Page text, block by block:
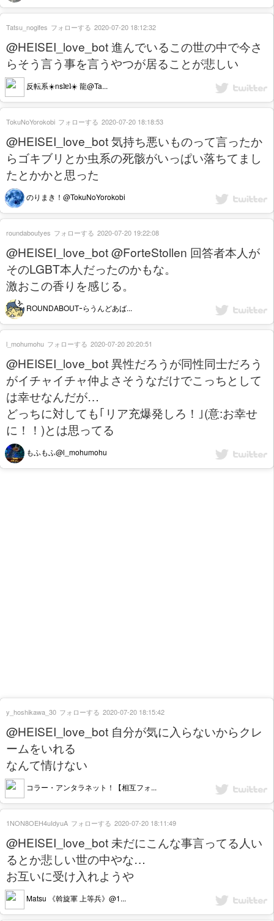
@HEISEI_love_bot 進んでいるこの世の中で今さ
らそう言う事を言うやつが居ることが悲しい
反転系☀️nsʇɐʇ☀️ 龍@Ta...
Tatsu_nogifes フォローする 2020-07-20 18:12:32
@HEISEI_love_bot 気持ち悪いものって言ったか
らゴキブリとか虫系の死骸がいっぱい落ちてまし
たとかかと思った
のりまき！@TokuNoYorokobi
TokuNoYorokobi フォローする 2020-07-20 18:18:53
@HEISEI_love_bot @ForteStollen 回答者本人が
そのLGBT本人だったのかもな。
激おこの香りを感じる。
ROUNDABOUTｰらうんどあば...
roundaboutyes フォローする 2020-07-20 19:22:08
@HEISEI_love_bot 異性だろうが同性同士だろう
がイチャイチャ仲よさそうなだけでこっちとして
は幸せなんだが…
どっちに対しても｢リア充爆発しろ！｣(意:お幸せ
に！！)とは思ってる
もふもふ@l_mohumohu
l_mohumohu フォローする 2020-07-20 20:20:51
@HEISEI_love_bot 自分が気に入らないからクレ
ームをいれる
なんて情けない
コラー・アンタラネット！【相互フォ...
y_hoshikawa_30 フォローする 2020-07-20 18:15:42
@HEISEI_love_bot 未だにこんな事言ってる人い
るとか悲しい世の中やな…
お互いに受け入れようや
Matsu 《斡旋軍 上等兵》@1...
1NON8OEH4uIdyuA フォローする 2020-07-20 18:11:49